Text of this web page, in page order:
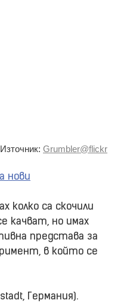
Източник: Grumbler@flickr
нови
колко са скочили
качват, но имах
представа за
в който се
Германия).